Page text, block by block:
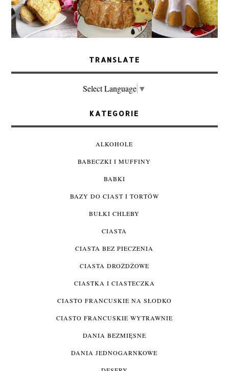
TRANSLATE
Select Language ▼
KATEGORIE
ALKOHOLE
BABECZKI I MUFFINY
BABKI
BAZY DO CIAST I TORTÓW
BUŁKI CHLEBY
CIASTA
CIASTA BEZ PIECZENIA
CIASTA DROŻDŻOWE
CIASTKA I CIASTECZKA
CIASTO FRANCUSKIE NA SŁODKO
CIASTO FRANCUSKIE WYTRAWNIE
DANIA BEZMIĘSNE
DANIA JEDNOGARNKOWE